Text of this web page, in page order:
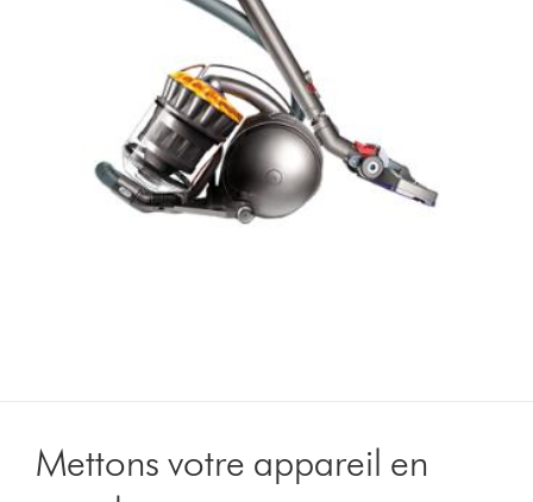
Mettons votre appareil en